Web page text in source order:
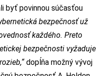
byť povinnou súčasťou
bezpečnosť už
každého. Preto
bezpečnosti vyžaduje
dopĺňa možný vývoj